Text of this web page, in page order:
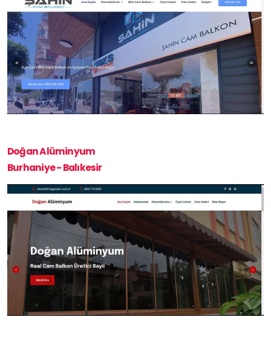
Doğan Alüminyum
Burhaniye - Balıkesir